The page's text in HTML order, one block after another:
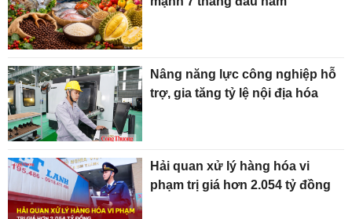
Nâng năng lực công nghiệp hỗ
trợ, gia tăng tỷ lệ nội địa hóa
Hải quan xử lý hàng hóa vi
phạm trị giá hơn 2.054 tỷ đồng